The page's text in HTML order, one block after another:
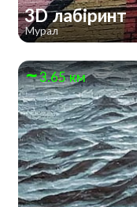
3D лабіринт
Мурал
3.65 км